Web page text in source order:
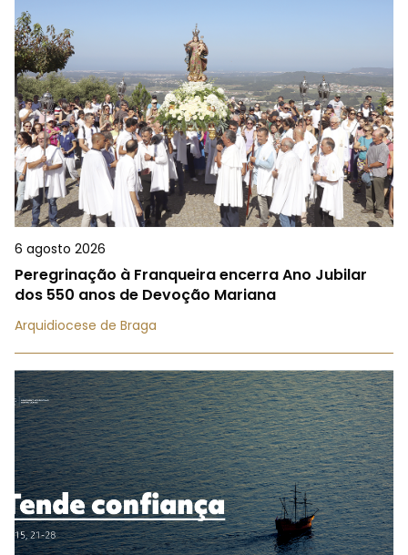
6 agosto 2026
Peregrinação à Franqueira encerra Ano Jubilar
dos 550 anos de Devoção Mariana
Arquidiocese de Braga